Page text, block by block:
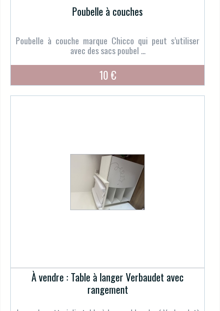
Poubelle à couches
Poubelle à couche marque Chicco qui peut s’utiliser
avec des sacs poubel ...
10 €
À vendre : Table à langer Verbaudet avec
rangement